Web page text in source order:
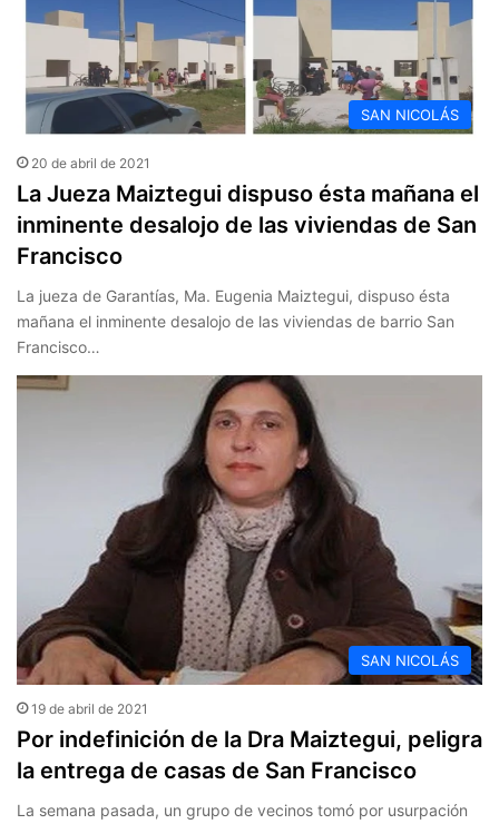
SAN NICOLÁS
20 de abril de 2021
La Jueza Maiztegui dispuso ésta mañana el
inminente desalojo de las viviendas de San
Francisco
La jueza de Garantías, Ma. Eugenia Maiztegui, dispuso ésta
mañana el inminente desalojo de las viviendas de barrio San
Francisco…
SAN NICOLÁS
19 de abril de 2021
Por indefinición de la Dra Maiztegui, peligra
la entrega de casas de San Francisco
La semana pasada, un grupo de vecinos tomó por usurpación